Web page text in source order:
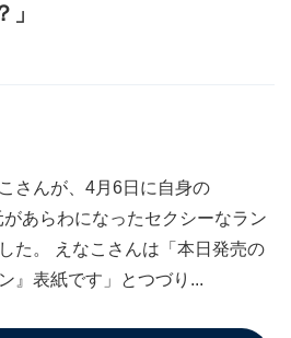
さんが、4月6日に自身の
があらわになったセクシーなラン
た。 えなこさんは「本日発売の
』表紙です」とつづり...